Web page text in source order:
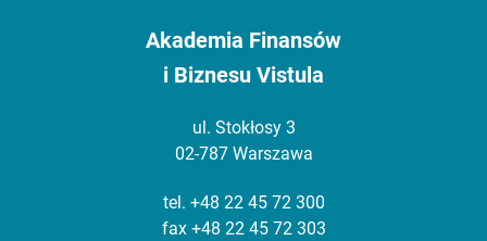
Akademia Finansów
i Biznesu Vistula
ul. Stokłosy 3
02-787 Warszawa
tel. +48 22 45 72 300
fax +48 22 45 72 303